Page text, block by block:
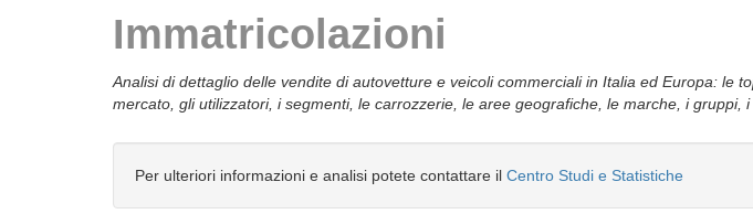
Immatricolazioni
Analisi di dettaglio delle vendite di autovetture e veicoli commerciali in Italia ed Europa: le
mercato, gli utilizzatori, i segmenti, le carrozzerie, le aree geografiche, le marche, i gruppi, i
Per ulteriori informazioni e analisi potete contattare il Centro Studi e Statistiche